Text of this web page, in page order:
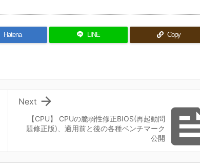
Hatena LINE Copy
【CPU】 CPUの脆弱性修正BIOS(再起動問
題修正版)、適用前と後の各種ベンチマーク
公開

Next